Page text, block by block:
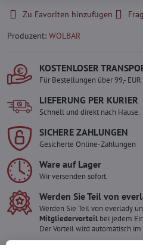
Zu Favoriten hinzufügen
Produzent: WOLBAR
KOSTENLOSER
Für Bestellungen über 99,- EUR
LIEFERUNG PER KURIER
Schnell und direkt nach Hause.
SICHERE ZAHLUNGEN
Gesicherte Online-Zahlungen
Ware auf Lager
Wir versenden sofort.
Werden Sie Teil von
Werden Sie Teil von everlady
Mitgliedervorteil bei jedem
Der Vorteil wird automatisch